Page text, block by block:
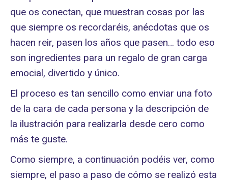
que os conectan, que muestran cosas por las
que siempre os recordaréis, anécdotas que os
hacen reir, pasen los años que pasen… todo eso
son ingredientes para un regalo de gran carga
emocial, divertido y único.
El proceso es tan sencillo como enviar una foto
de la cara de cada persona y la descripción de
la ilustración para realizarla desde cero como
más te guste.
Como siempre, a continuación podéis ver, como
siempre, el paso a paso de cómo se realizó esta